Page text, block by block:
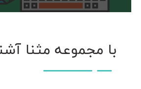
با مجموعه مثنا